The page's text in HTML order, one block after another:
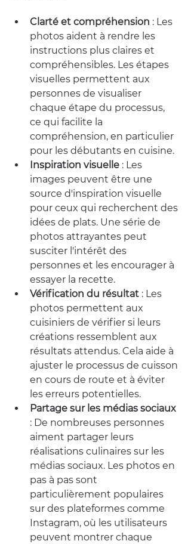
Clarté et compréhension : Les
photos aident à rendre les
instructions plus claires et
compréhensibles. Les étapes
visuelles permettent aux
personnes de visualiser
chaque étape du processus,
ce qui facilite la
compréhension, en particulier
pour les débutants en cuisine.
Inspiration visuelle : Les
images peuvent être une
source d'inspiration visuelle
pour ceux qui recherchent des
idées de plats. Une série de
photos attrayantes peut
susciter l'intérêt des
personnes et les encourager à
essayer la recette.
Vérification du résultat : Les
photos permettent aux
cuisiniers de vérifier si leurs
créations ressemblent aux
résultats attendus. Cela aide à
ajuster le processus de cuisson
en cours de route et à éviter
les erreurs potentielles.
Partage sur les médias sociaux
: De nombreuses personnes
aiment partager leurs
réalisations culinaires sur les
médias sociaux. Les photos en
pas à pas sont
particulièrement populaires
sur des plateformes comme
Instagram, où les utilisateurs
peuvent montrer chaque